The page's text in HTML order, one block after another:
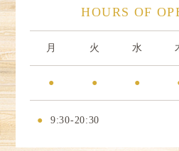
HOURS OF
月 火 水
● ● ●
● 9:30-20:30